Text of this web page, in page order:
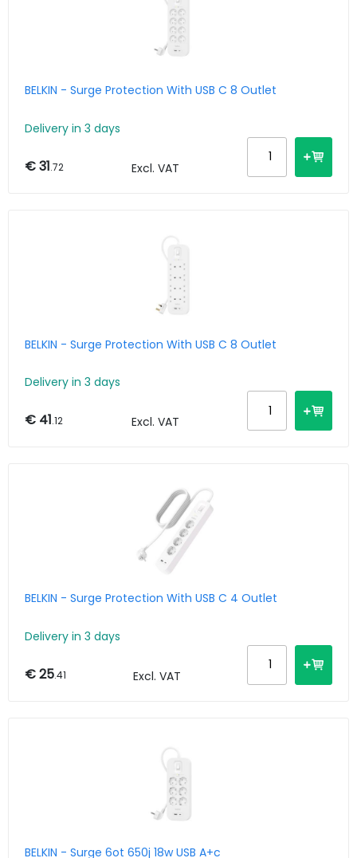
BELKIN - Surge Protection With USB C 8 Outlet
Delivery in 3 days
€ 31.72 Excl. VAT
BELKIN - Surge Protection With USB C 8 Outlet
Delivery in 3 days
€ 41.12 Excl. VAT
BELKIN - Surge Protection With USB C 4 Outlet
Delivery in 3 days
€ 25.41 Excl. VAT
BELKIN - Surge 6ot 650j 18w USB A+c